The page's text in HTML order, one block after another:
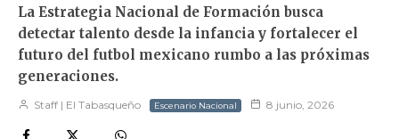
La Estrategia Nacional de Formación busca
detectar talento desde la infancia y fortalecer el
futuro del futbol mexicano rumbo a las próximas
generaciones.
Staff | El Tabasqueño Escenario Nacional 8 junio, 2026